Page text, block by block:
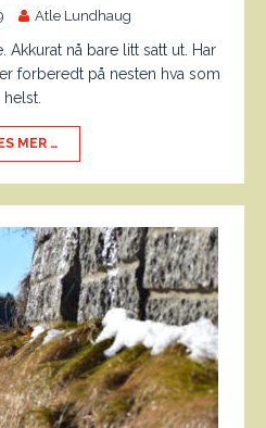
Atle Lundhaug
Akkurat nå bare litt satt ut. Har
forberedt på nesten hva som
helst.
MER …